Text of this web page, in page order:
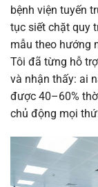
bệnh viện tuyến
tục siết chặt quy
mẫu theo hướng
Tôi đã từng hỗ
và nhận thấy: ai
được 40–60%
chủ động mọi